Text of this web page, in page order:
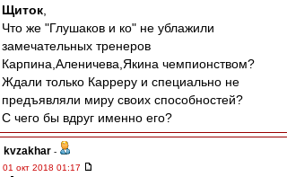
Щиток
Что же "Глушаков и ко" не ублажили
замечательных тренеров
Карпина,Аленичева,Якина чемпионством?
Ждали только Карреру и специально не
предъявляли миру своих способностей?
С чего бы вдруг именно его?
kvzakhar -
01 окт 2018 01:17